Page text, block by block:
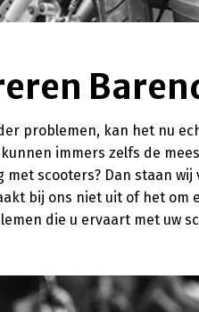
problemen, kan het nu
immers zelfs de
scooters? Dan staan wij
bij ons niet uit of het om
die u ervaart met uw